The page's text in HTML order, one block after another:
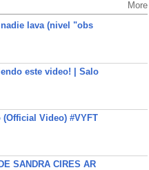
More
lava (nivel "obs
este video! | Salo
Video) #VYFT
SANDRA CIRES AR